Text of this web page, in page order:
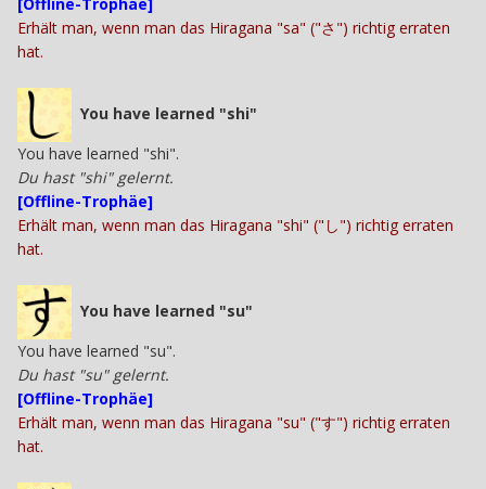
Erhält man, wenn man das Hiragana "sa" ("さ") richtig erraten
hat.
You have learned "shi"
You have learned "shi".
Du hast "shi" gelernt.
[Offline-Trophäe]
Erhält man, wenn man das Hiragana "shi" ("し") richtig erraten
hat.
You have learned "su"
You have learned "su".
Du hast "su" gelernt.
[Offline-Trophäe]
Erhält man, wenn man das Hiragana "su" ("す") richtig erraten
hat.